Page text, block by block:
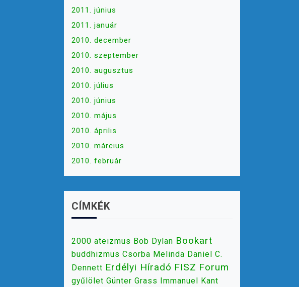
2011. június
2011. január
2010. december
2010. szeptember
2010. augusztus
2010. július
2010. június
2010. május
2010. április
2010. március
2010. február
CÍMKÉK
2000 ateizmus Bob Dylan Bookart
buddhizmus Csorba Melinda Daniel C.
Dennett Erdélyi Híradó FISZ Forum
gyűlölet Günter Grass Immanuel Kant